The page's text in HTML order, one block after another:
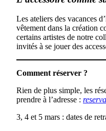
Les ateliers des vacances
vêtement dans la création
certains artistes de notre
invités à se jouer des
Comment réserver ?
Rien de plus simple, les
prendre à l’adresse :
3, 4 et 5 mars : dates de